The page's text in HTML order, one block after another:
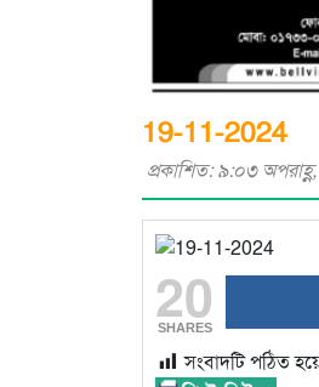
19-11-2024
প্রকাশিত: ৯:০৩
20
SHARES
সংবাদটি পঠিত